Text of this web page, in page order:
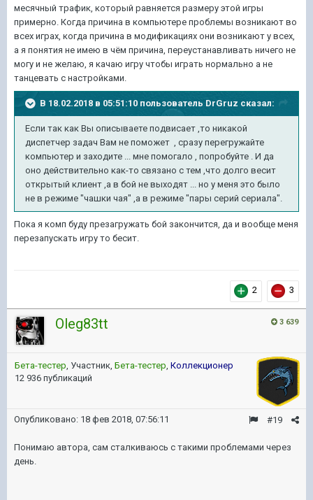
месячный трафик, который равняется размеру этой игры
примерно. Когда причина в компьютере проблемы возникают во
всех играх, когда причина в модификациях они возникают у всех,
а я понятия не имею в чём причина, переустанавливать ничего не
могу и не желаю, я качаю игру чтобы играть нормально а не
танцевать с настройками.
В 18.02.2018 в 05:51:10 пользователь DrGruz сказал:
Если так как Вы описываете подвисает ,то никакой
диспетчер задач Вам не поможет , сразу перегружайте
компьютер и заходите ... мне помогало , попробуйте . И да
оно действительно как-то связано с тем ,что долго весит
открытый клиент ,а в бой не выходят ... но у меня это было
не в режиме "чашки чая" ,а в режиме "пары серий сериала".
Пока я комп буду презагружать бой закончится, да и вообще меня
перезапускать игру то бесит.
2 3
3 639
Oleg83tt
Бета-тестер, Участник, Бета-тестер, Коллекционер
12 936 публикаций
#19
Опубликовано: 18 фев 2018, 07:56:11
Понимаю автора, сам сталкиваюсь с такими проблемами через
день.